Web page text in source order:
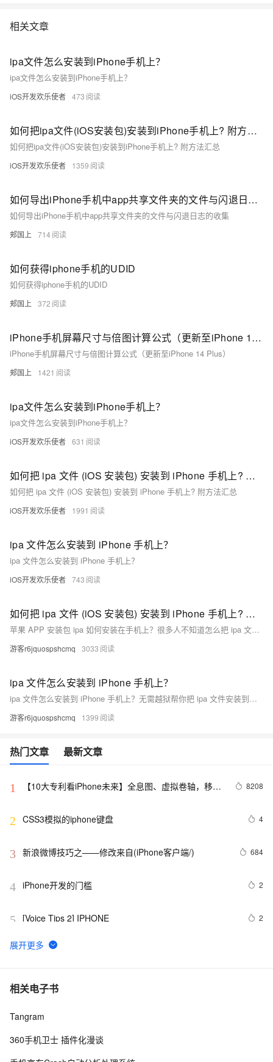
相关文章
ipa文件怎么安装到iPhone手机上？
ipa文件怎么安装到iPhone手机上？
iOS开发欢乐使者 473
如何把ipa文件(iOS安装包)安装到iPhone手机上? 附方法汇总
如何把ipa文件(iOS安装包)安装到iPhone手机上? 附方法汇总
iOS开发欢乐使者 1359
如何导出iPhone手机中app共享文件夹的文件与闪退日志的收集
如何导出iPhone手机中app共享文件夹的文件与闪退日志的收集
郏国上 714
如何获得iphone手机的UDID
如何获得iphone手机的UDID
郏国上 372
iPhone手机屏幕尺寸与倍图计算公式（更新至iPhone 14 Plus）
iPhone手机屏幕尺寸与倍图计算公式（更新至iPhone 14 Plus）
郏国上 1421
ipa文件怎么安装到iPhone手机上？
ipa文件怎么安装到iPhone手机上？
iOS开发欢乐使者 631
如何把 ipa 文件 (iOS 安装包) 安装到 iPhone 手机上? 附方法汇总
如何把 ipa 文件 (iOS 安装包) 安装到 iPhone 手机上? 附方法汇总
iOS开发欢乐使者 1991
ipa 文件怎么安装到 iPhone 手机上？
ipa 文件怎么安装到 iPhone 手机上？
iOS开发欢乐使者 743
如何把 ipa 文件 (iOS 安装包) 安装到 iPhone 手机上? 附方法汇总
苹果 APP 安装包 ipa 如何安装在手机上？很多人不知道怎么把 ipa 文件安装到手机上，这里就整理了苹果 APP 安装到 iOS 设备上的方式，仅供参考
游客r6jquospshcmq 3033
ipa 文件怎么安装到 iPhone 手机上？
ipa 文件怎么安装到 iPhone 手机上？无需越狱帮你把 ipa 文件安装到苹果手机上E86 苹果签名简介：点击可查看
游客r6jquospshcmq 1399
热门文章 最新文章
1
【10大专利看iPhone未来】全息图、虚拟卷轴，移动
8208
2 CSS3模拟的iphone键盘 4
3 新浪微博技巧之——修改来自(iPhone客户端/) 684
4 iPhone开发的门槛 2
5 [Voice Tips 2] IPHONE 2
6 iPhone开发之UIScrollView初步
7 iPhone 12 mini奇葩的倍率和高ppi是妥协的产物
8 iphone开发者证书装多台电脑的方法
相关电子书
Tangram
360手机卫士 插件化漫谈